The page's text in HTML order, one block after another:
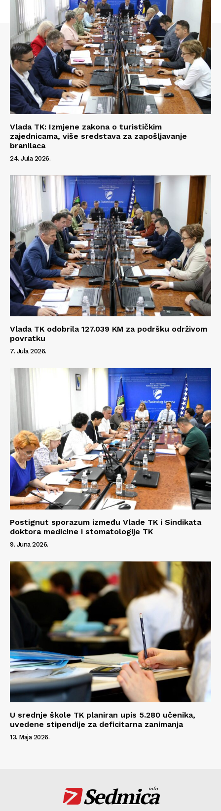
Info
O nama
Kontakt
Impressum
Vlada TK: Izmjene zakona o turističkim
zajednicama, više sredstava za zapošljavanje
branilaca
24. Jula 2026.
Vlada TK odobrila 127.039 KM za podršku održivom
povratku
7. Jula 2026.
Postignut sporazum između Vlade TK i Sindikata
doktora medicine i stomatologije TK
9. Juna 2026.
U srednje škole TK planiran upis 5.280 učenika,
uvedene stipendije za deficitarna zanimanja
13. Maja 2026.
Sedmica
info